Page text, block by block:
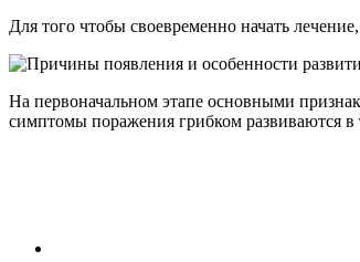
Для того чтобы своевременно начать
На первоначальном этапе основными
симптомы поражения грибком развиваются в